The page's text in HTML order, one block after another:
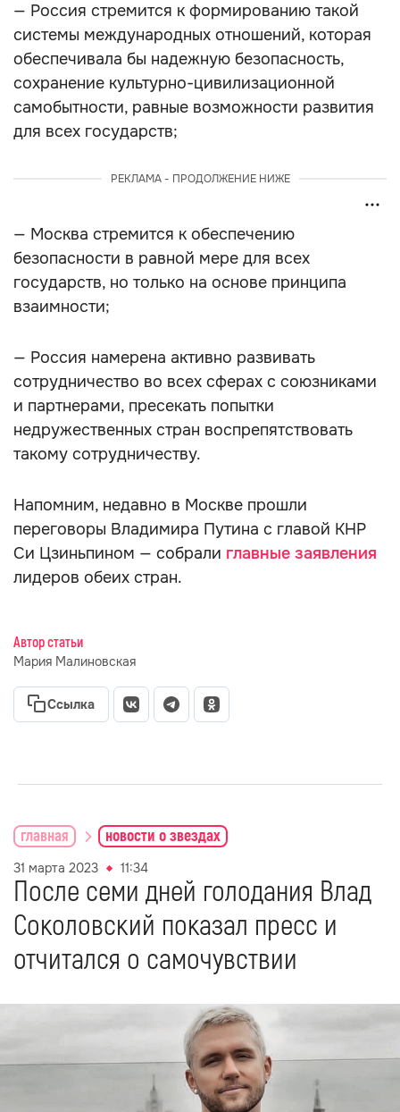
— Россия стремится к формированию такой
системы международных отношений, которая
обеспечивала бы надежную безопасность,
сохранение культурно-цивилизационной
самобытности, равные возможности развития
для всех государств;
РЕКЛАМА - ПРОДОЛЖЕНИЕ НИЖЕ
— Москва стремится к обеспечению
безопасности в равной мере для всех
государств, но только на основе принципа
взаимности;
— Россия намерена активно развивать
сотрудничество во всех сферах с союзниками
и партнерами, пресекать попытки
недружественных стран воспрепятствовать
такому сотрудничеству.
Напомним, недавно в Москве прошли
переговоры Владимира Путина с главой КНР
Си Цзиньпином — собрали главные заявления
лидеров обеих стран.
Автор статьи
Мария Малиновская
Ссылка
главная новости о звездах
31 марта 2023 11:34
После семи дней голодания Влад
Соколовский показал пресс и
отчитался о самочувствии